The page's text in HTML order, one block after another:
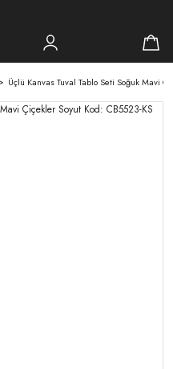
Üçlü Kanvas Tuval Tablo Seti Soğuk Mavi